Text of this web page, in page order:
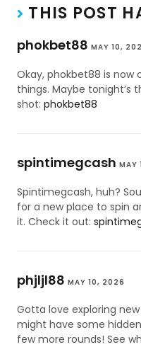
THIS POST
phokbet88 MAY 10,
Okay, phokbet88 is now
things. Maybe tonight’s
shot: phokbet88
spintimegcash MAY
Spintimegcash, huh?
for a new place to spin
it. Check it out:
phjljl88 MAY 10, 2026
Gotta love exploring
might have some
few more rounds! See